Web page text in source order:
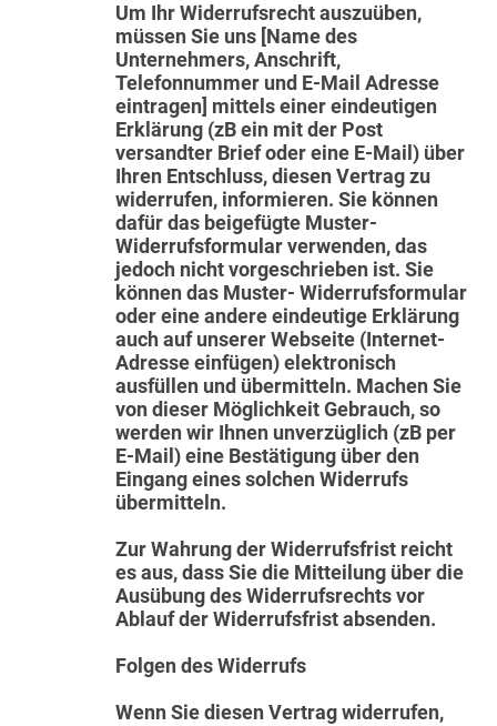
Um Ihr Widerrufsrecht auszuüben,
müssen Sie uns [Name des
Unternehmers, Anschrift,
Telefonnummer und E-Mail Adresse
eintragen] mittels einer eindeutigen
Erklärung (zB ein mit der Post
versandter Brief oder eine E-Mail) über
Ihren Entschluss, diesen Vertrag zu
widerrufen, informieren. Sie können
dafür das beigefügte Muster-
Widerrufsformular verwenden, das
jedoch nicht vorgeschrieben ist. Sie
können das Muster- Widerrufsformular
oder eine andere eindeutige Erklärung
auch auf unserer Webseite (Internet-
Adresse einfügen) elektronisch
ausfüllen und übermitteln. Machen Sie
von dieser Möglichkeit Gebrauch, so
werden wir Ihnen unverzüglich (zB per
E-Mail) eine Bestätigung über den
Eingang eines solchen Widerrufs
übermitteln.
Zur Wahrung der Widerrufsfrist reicht
es aus, dass Sie die Mitteilung über die
Ausübung des Widerrufsrechts vor
Ablauf der Widerrufsfrist absenden.
Folgen des Widerrufs
Wenn Sie diesen Vertrag widerrufen,